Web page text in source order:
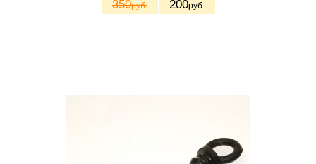
350руб. 200руб.